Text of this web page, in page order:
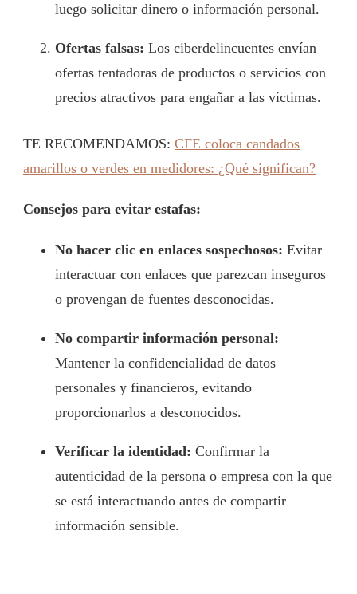
luego solicitar dinero o información personal.
Ofertas falsas: Los ciberdelincuentes envían
ofertas tentadoras de productos o servicios con
precios atractivos para engañar a las víctimas.
TE RECOMENDAMOS: CFE coloca candados
amarillos o verdes en medidores: ¿Qué significan?
Consejos para evitar estafas:
No hacer clic en enlaces sospechosos: Evitar
interactuar con enlaces que parezcan inseguros
o provengan de fuentes desconocidas.
No compartir información personal:
Mantener la confidencialidad de datos
personales y financieros, evitando
proporcionarlos a desconocidos.
Verificar la identidad: Confirmar la
autenticidad de la persona o empresa con la que
se está interactuando antes de compartir
información sensible.